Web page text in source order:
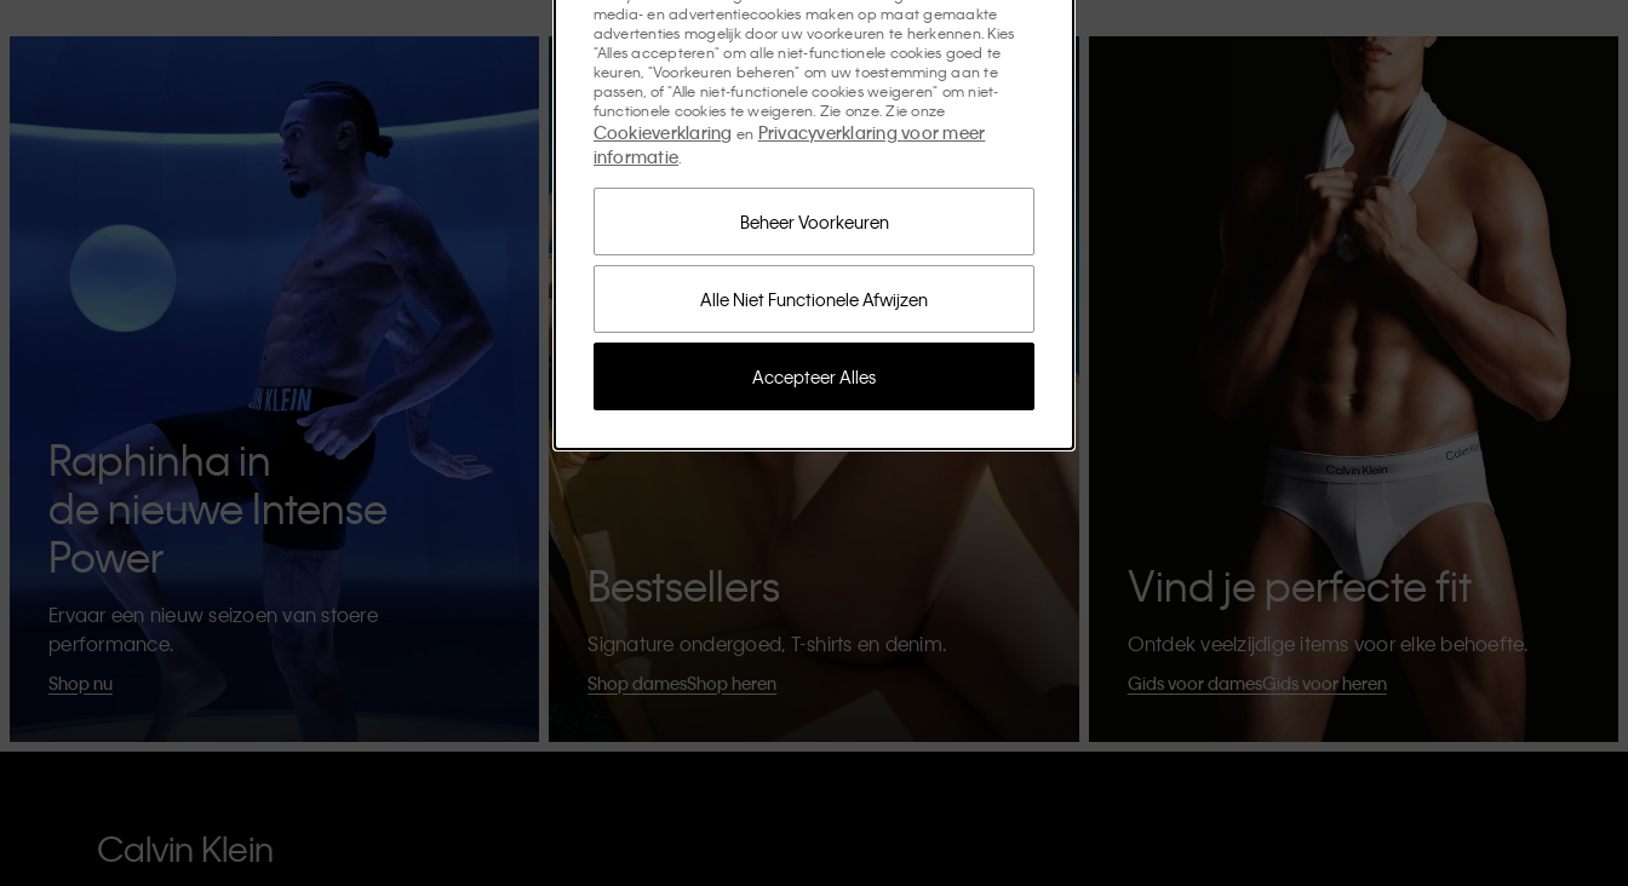
Raphinha in
de nieuwe Intense
Power
Ervaar een nieuw seizoen van stoere
performance.
Shop nu
Bestsellers
Signature ondergoed, T-shirts en denim.
Shop damesShop heren
Vind je perfecte fit
Ontdek veelzijdige items voor elke behoefte.
Gids voor damesGids voor heren
Calvin Klein
media- en advertentiecookies maken op maat gemaakte
advertenties mogelijk door uw voorkeuren te herkennen. Kies
"Alles accepteren" om alle niet-functionele cookies goed te
keuren, "Voorkeuren beheren" om uw toestemming aan te
passen, of "Alle niet-functionele cookies weigeren" om niet-
functionele cookies te weigeren. Zie onze. Zie onze
Cookieverklaring en Privacyverklaring voor meer
informatie
Alle Niet Functionele Afwijzen
Beheer Voorkeuren
Accepteer Alles